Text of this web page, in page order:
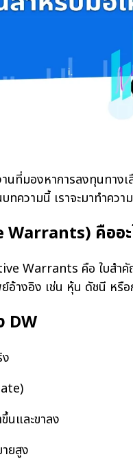
องหาการลงทุนทางเลื
ความนี้ เราจะมาทำควา
คืออะ
คือ ใบสำคัญ
งอิง เช่น หุ้น ดัชนี หรือ
DW
นและขาลง
ยสูง